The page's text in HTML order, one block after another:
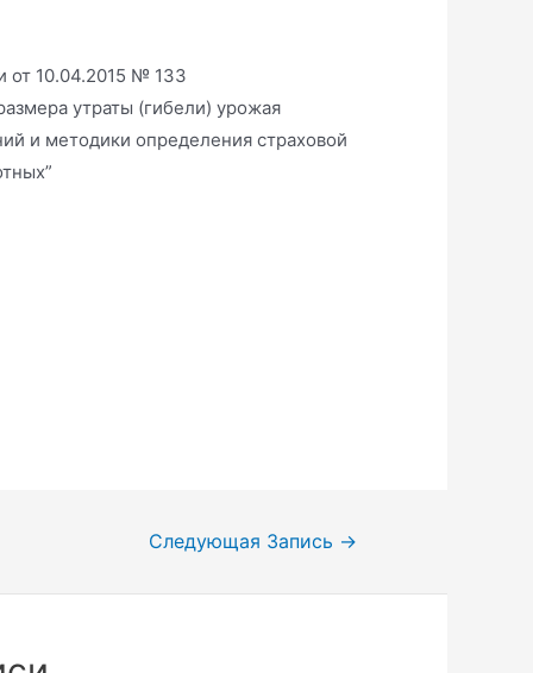
от 10.04.2015 № 133
утраты (гибели) урожая
и методики определения страховой
Следующая Запись →